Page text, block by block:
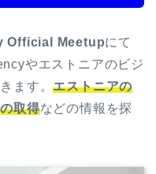
Official Meetupにて
やエストニアのビジ
ます。エストニアの
取得などの情報を探